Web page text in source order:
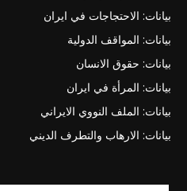
بيانات: الاحتجاجات في ايران
بيانات: المواقف الدولية
بيانات: حقوق الانسان
بيانات: المرأة في ايران
بيانات: الملف النووي الايراني
بيانات: الارهاب والتطرف الديني